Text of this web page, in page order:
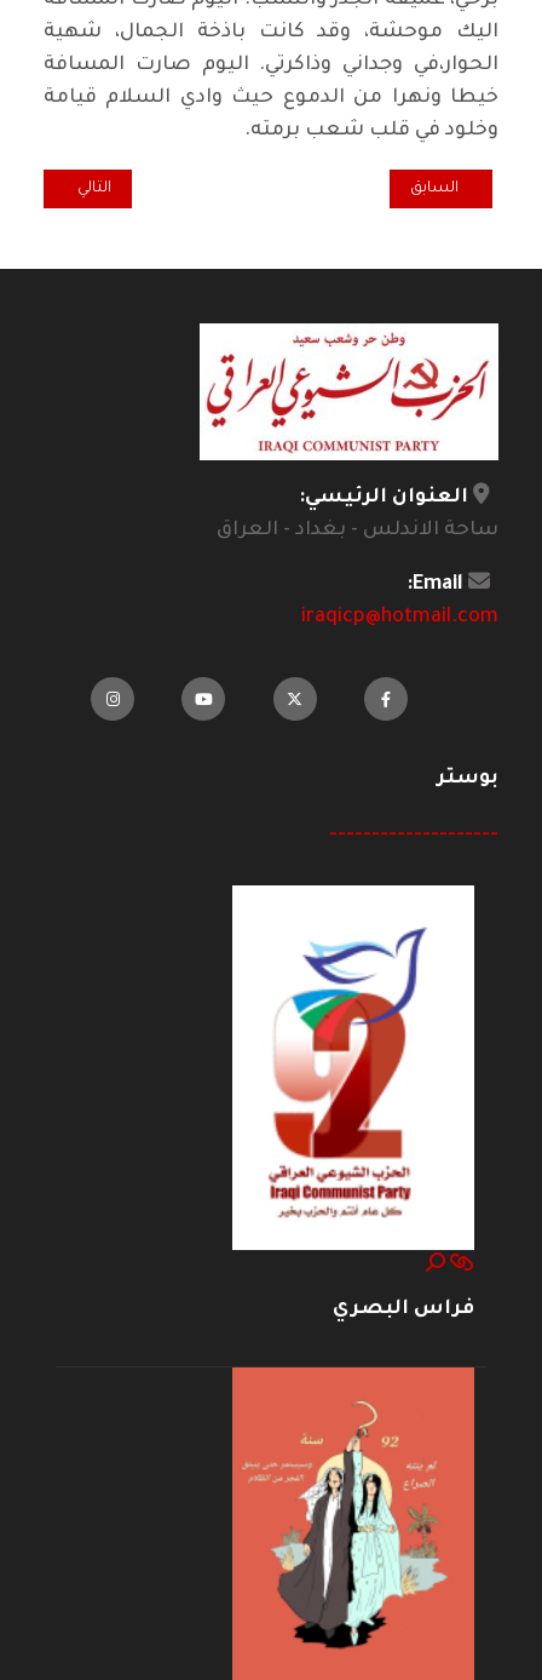
اليك موحشة، وقد كانت باذخة الجمال، شهية
الحوار،في وجداني وذاكرتي. اليوم صارت المسافة
خيطا ونهرا من الدموع حيث وادي السلام قيامة
وخلود في قلب شعب برمته.
المقال السابق: نبي الجوع
السابق المقال التالي:
التالي
العنوان الرئيسي:
ساحة الاندلس - بغداد - العراق
Email:
iraqicp@hotmail.com
بوستر
--------------------
فراس البصري